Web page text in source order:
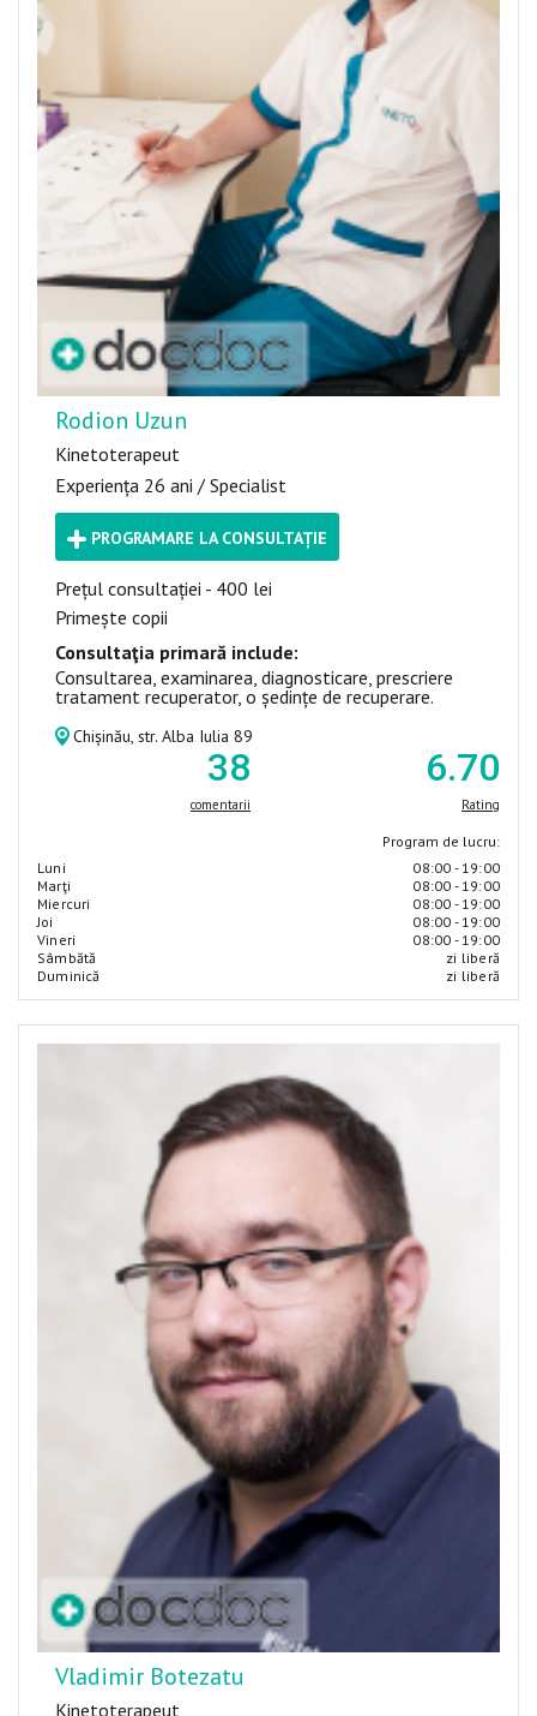
Rodion Uzun
Kinetoterapeut
Experiența 26 ani / Specialist
PROGRAMARE LA CONSULTAȚIE
Prețul consultației - 400 lei
Primește copii
Consultaţia primară include:
Consultarea, examinarea, diagnosticare, prescriere
tratament recuperator, o ședințe de recuperare.
Chișinău, str. Alba Iulia 89
38
comentarii
6.70
Rating
Program de lucru:
Luni
Marţi
Miercuri
Joi
Vineri
Sâmbătă
Duminică
08:00 - 19:00
08:00 - 19:00
08:00 - 19:00
08:00 - 19:00
08:00 - 19:00
zi liberă
zi liberă
Vladimir Botezatu
Kinetoterapeut